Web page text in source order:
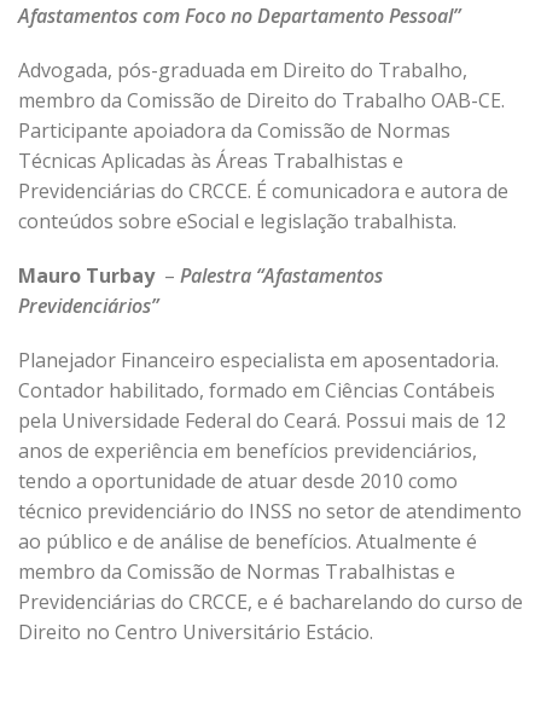
Afastamentos com Foco no Departamento Pessoal”
Advogada, pós-graduada em Direito do Trabalho,
membro da Comissão de Direito do Trabalho OAB-CE.
Participante apoiadora da Comissão de Normas
Técnicas Aplicadas às Áreas Trabalhistas e
Previdenciárias do CRCCE. É comunicadora e autora de
conteúdos sobre eSocial e legislação trabalhista.
Mauro Turbay – Palestra “Afastamentos
Previdenciários”
Planejador Financeiro especialista em aposentadoria.
Contador habilitado, formado em Ciências Contábeis
pela Universidade Federal do Ceará. Possui mais de 12
anos de experiência em benefícios previdenciários,
tendo a oportunidade de atuar desde 2010 como
técnico previdenciário do INSS no setor de atendimento
ao público e de análise de benefícios. Atualmente é
membro da Comissão de Normas Trabalhistas e
Previdenciárias do CRCCE, e é bacharelando do curso de
Direito no Centro Universitário Estácio.